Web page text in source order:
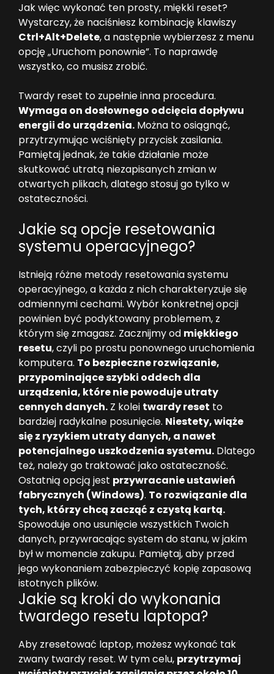
Jak więc wykonać ten prosty, miękki reset?
Wystarczy, że naciśniesz kombinację klawiszy
Ctrl+Alt+Delete, a następnie wybierzesz z menu
opcję „Uruchom ponownie”. To naprawdę
wszystko, co musisz zrobić.
Twardy reset to zupełnie inna procedura.
Wymaga on dosłownego odcięcia dopływu
energii do urządzenia. Można to osiągnąć,
przytrzymując wciśnięty przycisk zasilania.
Pamiętaj jednak, że takie działanie może
skutkować utratą niezapisanych zmian w
otwartych plikach, dlatego stosuj go tylko w
ostateczności.
Jakie są opcje resetowania
systemu operacyjnego?
Istnieją różne metody resetowania systemu
operacyjnego, a każda z nich charakteryzuje się
odmiennymi cechami. Wybór konkretnej opcji
powinien być podyktowany problemem, z
którym się zmagasz. Zacznijmy od miękkiego
resetu, czyli po prostu ponownego uruchomienia
komputera. To bezpieczne rozwiązanie,
przypominające szybki oddech dla
urządzenia, które nie powoduje utraty
cennych danych. Z kolei twardy reset to
bardziej radykalne posunięcie. Niestety, wiąże
się z ryzykiem utraty danych, a nawet
potencjalnego uszkodzenia systemu. Dlatego
też, należy go traktować jako ostateczność.
Ostatnią opcją jest przywracanie ustawień
fabrycznych (Windows). To rozwiązanie dla
tych, którzy chcą zacząć z czystą kartą.
Spowoduje ono usunięcie wszystkich Twoich
danych, przywracając system do stanu, w jakim
był w momencie zakupu. Pamiętaj, aby przed
jego wykonaniem zabezpieczyć kopię zapasową
istotnych plików.
Jakie są kroki do wykonania
twardego resetu laptopa?
Aby zresetować laptop, możesz wykonać tak
zwany twardy reset. W tym celu, przytrzymaj